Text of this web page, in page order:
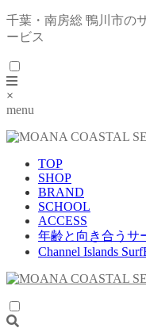
千葉・南房総 鴨川市の
ービス
×
menu
TOP
SHOP
BRAND
SCHOOL
ACCESS
年齢と向き合うサ
Channel Islands